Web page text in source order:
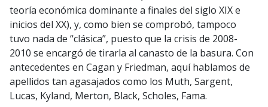
teoría económica dominante a finales del siglo XIX e
inicios del XX), y, como bien se comprobó, tampoco
tuvo nada de “clásica”, puesto que la crisis de 2008-
2010 se encargó de tirarla al canasto de la basura. Con
antecedentes en Cagan y Friedman, aquí hablamos de
apellidos tan agasajados como los Muth, Sargent,
Lucas, Kyland, Merton, Black, Scholes, Fama.